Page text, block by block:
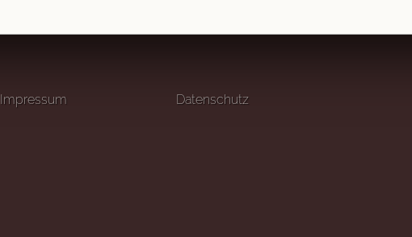
Impressum Datenschutz